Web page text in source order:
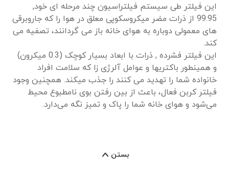
این فیلتر طی سیستم فیلتراسیون چند مرحله ای خود,
99.95 از ذرات مضر میکروسکوپی معلق در هوا را که جاروبرقی
های معمولی دوباره به هوای خانه باز می گردانند، تصفیه می
کند.
این فیلتر فشرده , ذرات با ابعاد بسیار کوچک (0.3 میکرون)
و همینطور باکتریها و عوامل آلرژی زا که سلامت افراد
خانواده شما را تهدید می کنند را جذب میکند. همچنین وجود
فیلتر کربن فعال، باعث از بین رفتن بوی نامطبوع محیط
می‌شود و هوای خانه شما را پاک و تمیز نگه می‌دارد.
بستن